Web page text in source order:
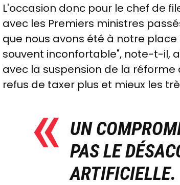
L'occasion donc pour le chef de
avec les Premiers ministres
que nous avons été à notre
souvent inconfortable", note-t-il,
avec la suspension de la
refus de taxer plus et mieux les
UN
PAS LE
ARTIFICIELLE.